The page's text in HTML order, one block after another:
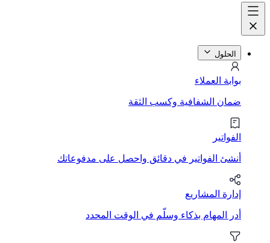
الحلول
بوابة العملاء
ضمان الشفافية وكسب الثقة
الفواتير
أنشئ الفواتير في دقائق واحصل على مدفوعاتك
إدارة المشاريع
أدر المهام بذكاء وسلّم في الوقت المحدد